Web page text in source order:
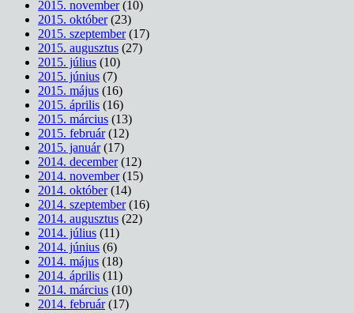
2015. november(10)
2015. október(23)
2015. szeptember(17)
2015. augusztus (27)
2015. július (10)
2015. június (7)
2015. május (16)
2015. április (16)
2015. március (13)
2015. február(12)
2015. január(17)
2014. december(12)
2014. november(15)
2014. október(14)
2014. szeptember(16)
2014. augusztus (22)
2014. július (11)
2014. június (6)
2014. május (18)
2014. április (11)
2014. március (10)
2014. február(17)